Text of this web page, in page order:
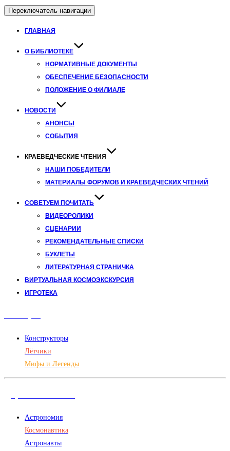
Переключатель навигации
ГЛАВНАЯ
О БИБЛИОТЕКЕ
НОРМАТИВНЫЕ ДОКУМЕНТЫ
ОБЕСПЕЧЕНИЕ БЕЗОПАСНОСТИ
ПОЛОЖЕНИЕ О ФИЛИАЛЕ
НОВОСТИ
АНОНСЫ
СОБЫТИЯ
КРАЕВЕДЧЕСКИЕ ЧТЕНИЯ
НАШИ ПОБЕДИТЕЛИ
МАТЕРИАЛЫ ФОРУМОВ И КРАЕВЕДЧЕСКИХ ЧТЕНИЙ
СОВЕТУЕМ ПОЧИТАТЬ
ВИДЕОРОЛИКИ
СЦЕНАРИИ
РЕКОМЕНДАТЕЛЬНЫЕ СПИСКИ
БУКЛЕТЫ
ЛИТЕРАТУРНАЯ СТРАНИЧКА
ВИРТУАЛЬНАЯ КОСМОЭКСКУРСИЯ
ИГРОТЕКА
Конструкторы
Лётчики
Мифы и Легенды
Астрономия
Космонавтика
Астронавты